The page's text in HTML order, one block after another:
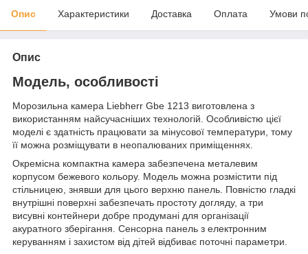
Опис Характеристики Доставка Оплата Умови
Опис
Модель, особливості
Морозильна камера Liebherr Gbe 1213 виготовлена з
використанням найсучасніших технологій. Особливістю цієї
моделі є здатність працювати за мінусової температури, тому
її можна розміщувати в неопалюваних приміщеннях.
Окремісна компактна камера забезпечена металевим
корпусом бежевого кольору. Модель можна розмістити під
стільницею, знявши для цього верхню панель. Повністю гладкі
внутрішні поверхні забезпечать простоту догляду, а три
висувні контейнери добре продумані для організації
акуратного зберігання. Сенсорна панель з електронним
керуванням і захистом від дітей відбиває поточні параметри.